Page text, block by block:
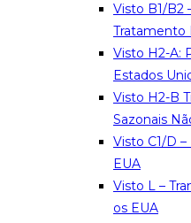
Visto B1/B2
Tratamento
Visto H2-A:
Estados
Visto H2-B
Sazonais
Visto C1/D
EUA
Visto L –
os EUA